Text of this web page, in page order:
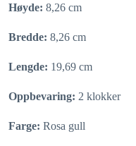
Høyde: 8,26 cm
Bredde: 8,26 cm
Lengde: 19,69 cm
Oppbevaring: 2 klokker
Farge: Rosa gull